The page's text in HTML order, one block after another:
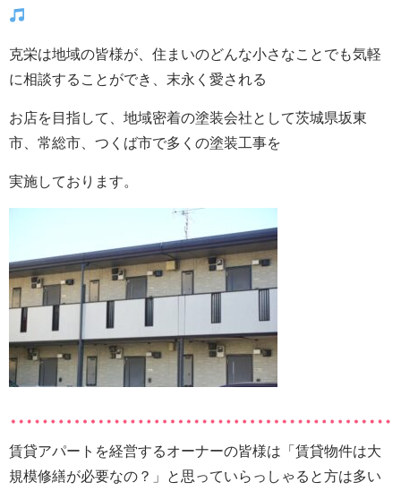
克栄は地域の皆様が、住まいのどんな小さなことでも気軽
に相談することができ、末永く愛される
お店を目指して、地域密着の塗装会社として茨城県坂東
市、常総市、つくば市で多くの塗装工事を
実施しております。
賃貸アパートを経営するオーナーの皆様は「賃貸物件は大
規模修繕が必要なの？」と思っていらっしゃると方は多い